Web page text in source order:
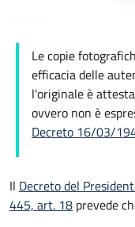
Le copie
efficacia delle
l'originale è
ovvero non è
Decreto 16/03/
Il Decreto del
445, art. 18 prevede